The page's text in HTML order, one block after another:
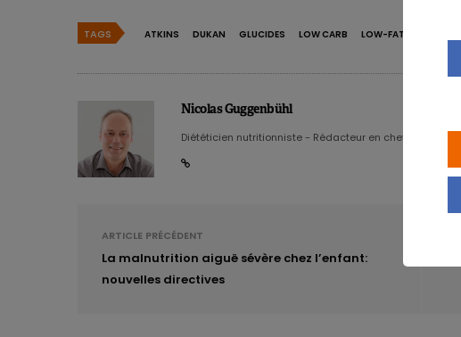
TAGS ATKINS DUKAN GLUCIDES LOW CARB LOW-FAT
Nicolas Guggenbühl
Diététicien nutritionniste - Rédacteur en chef - Partner &
ARTICLE PRÉCÉDENT
La malnutrition aiguë sévère chez l’enfant:
nouvelles directives